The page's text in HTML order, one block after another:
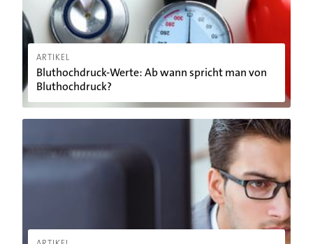
ARTIKEL
Bluthochdruck-Werte: Ab wann spricht man von
Bluthochdruck?
Bildschirmarbeit: Pausen für die Augen einplanen!